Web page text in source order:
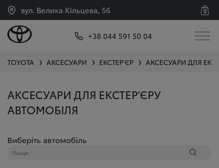
вул. Велика Кільцева, 56 0
+38 044 591 50 04
TOYOTA ❯ АКСЕСУАРИ ❯ ЕКСТЕР'ЄР ❯ АКСЕСУАРИ ДЛЯ
АКСЕСУАРИ ДЛЯ ЕКСТЕР'ЄРУ
АВТОМОБІЛЯ
Виберіть автомобіль